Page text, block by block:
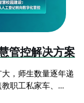
管控解决方案
，师生数量逐年递
职工私家车、...